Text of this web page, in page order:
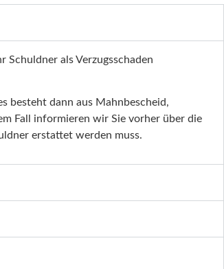
Schuldner als Verzugsschaden
besteht dann aus Mahnbescheid,
Fall informieren wir Sie vorher über die
erstattet werden muss.